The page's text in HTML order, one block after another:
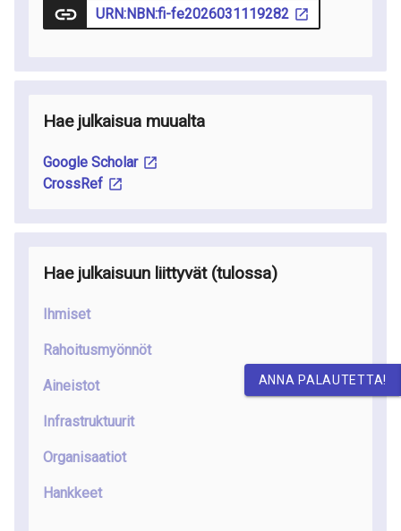
URN:NBN:fi-fe2026031119282
Hae julkaisua muualta
Google Scholar
CrossRef
Hae julkaisuun liittyvät(tulossa)
Ihmiset
Rahoitusmyönnöt
Aineistot
Infrastruktuurit
Organisaatiot
Hankkeet
ANNA PALAUTETTA!